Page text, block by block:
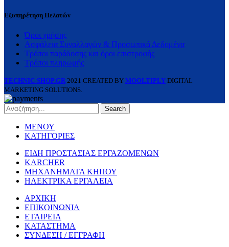
Εξυπηρέτηση Πελατών
Όροι χρήσης
Ασφάλεια Συναλλαγών & Προσωπικά Δεδομένα
Τρόποι παράδοσης και όροι επιστροφής
Τρόποι πληρωμής
TECHNIC-SHOP.GR 2021 CREATED BY MOOLTIPLY DIGITAL
MARKETING SOLUTIONS.
Search
ΜΕΝΟΥ
ΚΑΤΗΓΟΡΙΕΣ
ΕΙΔΗ ΠΡΟΣΤΑΣΙΑΣ ΕΡΓΑΖΟΜΕΝΩΝ
KARCHER
ΜΗΧΑΝΗΜΑΤΑ ΚΗΠΟΥ
ΗΛΕΚΤΡΙΚΑ ΕΡΓΑΛΕΙΑ
ΑΡΧΙΚΗ
ΕΠΙΚΟΙΝΩΝΙΑ
ΕΤΑΙΡΕΙΑ
ΚΑΤΑΣΤΗΜΑ
ΣΥΝΔΕΣΗ / ΕΓΓΡΑΦΗ